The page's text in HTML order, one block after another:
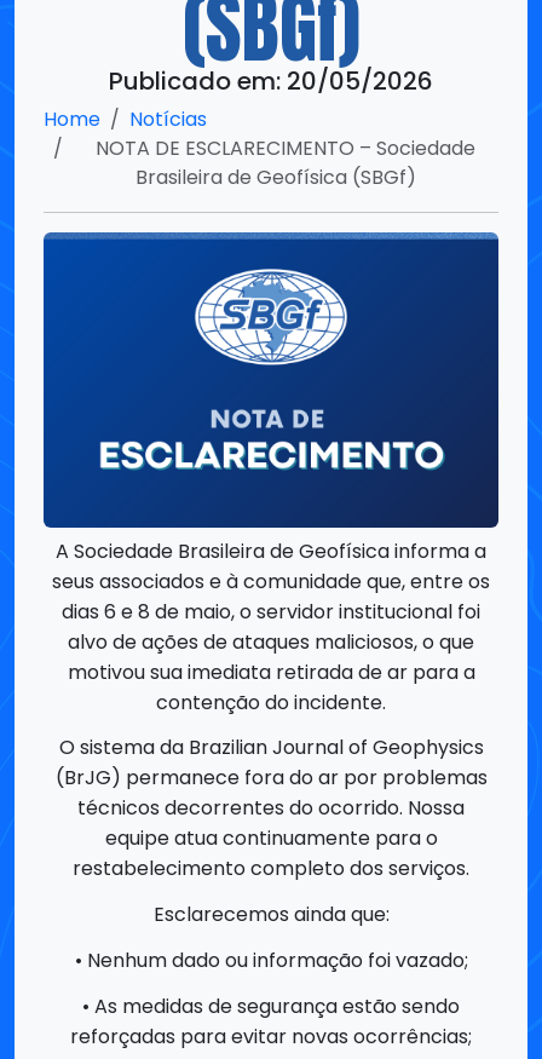
Notícias
NOTA DE ESCLARECIMENTO – Sociedade
Brasileira de Geofísica (SBGf)
A Sociedade Brasileira de Geofísica informa a
alvo de ações de ataques maliciosos, o que
motivou sua imediata retirada de ar para a
contenção do incidente.
O sistema da Brazilian Journal of Geophysics
(BrJG) permanece fora do ar por problemas
técnicos decorrentes do ocorrido. Nossa
equipe atua continuamente para o
restabelecimento completo dos serviços.
Esclarecemos ainda que:
•⁠ ⁠Nenhum dado ou informação foi vazado;
•⁠ ⁠As medidas de segurança estão sendo
Journal of Geophysics ocorrerá tão logo
resolvidos os problemas técnicos identificados.